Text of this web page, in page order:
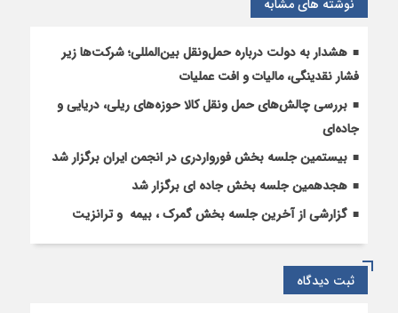
نوشته های مشابه
هشدار به دولت درباره حمل‌ونقل بین‌المللی؛ شرکت‌ها زیر
فشار نقدینگی، مالیات و افت عملیات
بررسی چالش‌های حمل ونقل کالا حوزه‌های ریلی، دریایی و
جاده‌ای
بیستمین جلسه بخش فورواردری در انجمن ایران برگزار شد
هجدهمین جلسه بخش جاده ای برگزار شد
گزارشی از آخرین جلسه بخش گمرک ، بیمه و ترانزیت
ثبت دیدگاه